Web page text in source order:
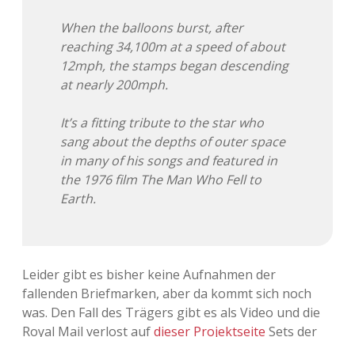
When the balloons burst, after
reaching 34,100m at a speed of about
12mph, the stamps began descending
at nearly 200mph.
It’s a fitting tribute to the star who
sang about the depths of outer space
in many of his songs and featured in
the 1976 film The Man Who Fell to
Earth.
Leider gibt es bisher keine Aufnahmen der
fallenden Briefmarken, aber da kommt sich noch
was. Den Fall des Trägers gibt es als Video und die
Royal Mail verlost aufdieser Projektseite Sets der